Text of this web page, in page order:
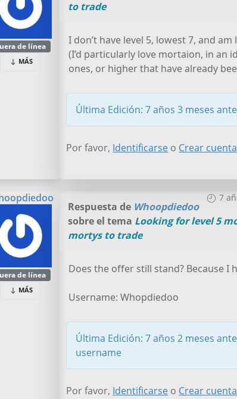
de línea
MÁS
to trade
I don’t have level 5, lowest 7, and
(I’d particularly love mortaion, in an
ones, or higher that have already
Última Edición: 7 años 3 meses
Por favor, Identificarse o Crear cuenta
de línea
MÁS
7
Respuesta de Whoopdiedoo
sobre el tema Looking for level 5
mortys to trade
Does the offer still stand? Because
Username: Whopdiedoo
Última Edición: 7 años 2 meses
username
Por favor, Identificarse o Crear cuenta